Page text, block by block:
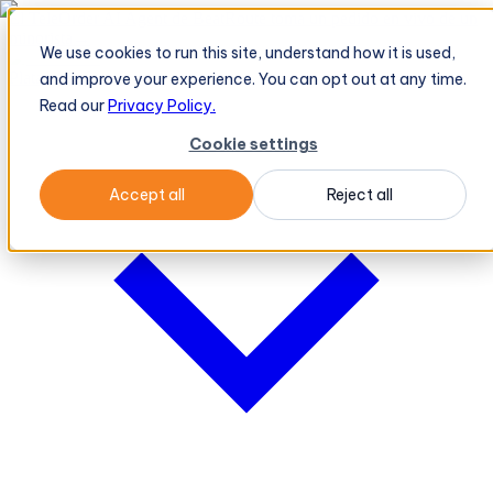
We use cookies to run this site, understand how it is used,
and improve your experience. You can opt out at any time.
Read ourPrivacy Policy.
Cookie settings
Accept all Reject all
El TeleOrder AI Agent de BeatRoute toma un pedido en vivo de un
PlataformaPlataforma